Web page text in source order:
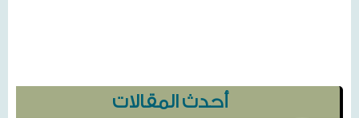
أحدث المقالات